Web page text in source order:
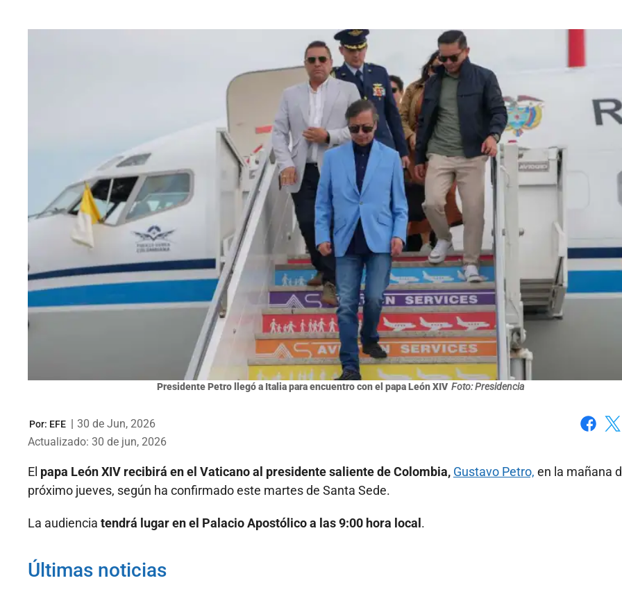
Presidente Petro llegó a Italia para encuentro con el papa León XIV Foto: Presidencia
Por: EFE | 30 de Jun, 2026
Actualizado: 30 de jun, 2026
El papa León XIV recibirá en el Vaticano al presidente saliente de Colombia, Gustavo Petro, en la mañana
próximo jueves, según ha confirmado este martes de Santa Sede.
La audiencia tendrá lugar en el Palacio Apostólico a las 9:00 hora local .
Últimas noticias